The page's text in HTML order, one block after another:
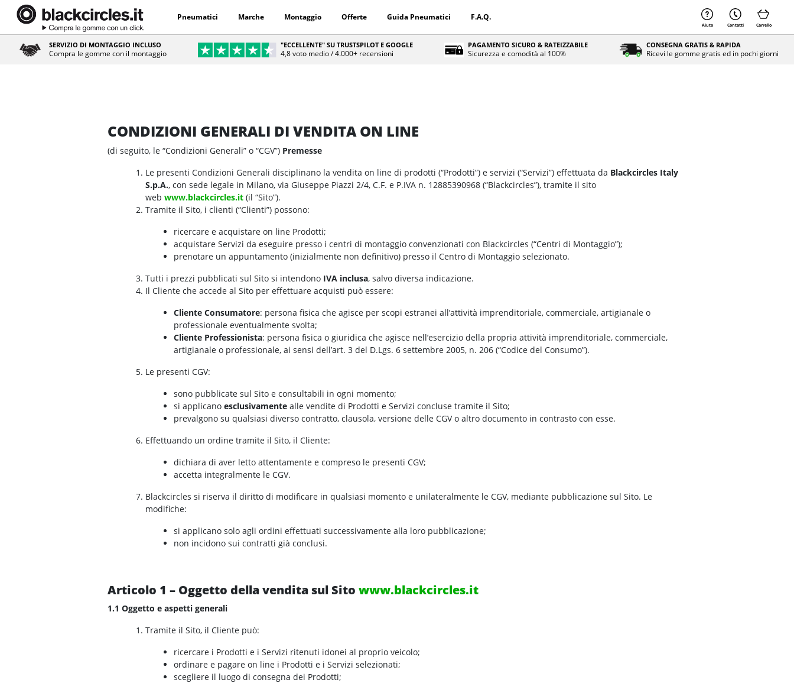
Pneumatici Marche Montaggio Offerte Guida Pneumatici F.A.Q.
Aiuto Contatti Carrello
SERVIZIO DI MONTAGGIO INCLUSO
Compra le gomme con il montaggio
"ECCELLENTE" SU TRUSTSPILOT E GOOGLE
4,8 voto medio / 4.000+ recensioni
PAGAMENTO SICURO & RATEIZZABILE
Sicurezza e comodità al 100%
CONSEGNA GRATIS & RAPIDA
Ricevi le gomme gratis ed in pochi giorni
CONDIZIONI GENERALI DI VENDITA ON LINE
(di seguito, le “Condizioni Generali” o “CGV”) Premesse
Le presenti Condizioni Generali disciplinano la vendita on line di prodotti (“Prodotti”) e servizi (“Servizi”) effettuata da Blackcircles Italy
S.p.A., con sede legale in Milano, via Giuseppe Piazzi 2/4, C.F. e P.IVA n. 12885390968 (“Blackcircles”), tramite il sito
web www.blackcircles.it (il “Sito”).
Tramite il Sito, i clienti (“Clienti”) possono:
ricercare e acquistare on line Prodotti;
acquistare Servizi da eseguire presso i centri di montaggio convenzionati con Blackcircles (“Centri di Montaggio”);
prenotare un appuntamento (inizialmente non definitivo) presso il Centro di Montaggio selezionato.
Tutti i prezzi pubblicati sul Sito si intendono IVA inclusa, salvo diversa indicazione.
Il Cliente che accede al Sito per effettuare acquisti può essere:
Cliente Consumatore: persona fisica che agisce per scopi estranei all’attività imprenditoriale, commerciale, artigianale o
professionale eventualmente svolta;
Cliente Professionista: persona fisica o giuridica che agisce nell’esercizio della propria attività imprenditoriale, commerciale,
artigianale o professionale, ai sensi dell’art. 3 del D.Lgs. 6 settembre 2005, n. 206 (“Codice del Consumo”).
Le presenti CGV:
sono pubblicate sul Sito e consultabili in ogni momento;
si applicano esclusivamente alle vendite di Prodotti e Servizi concluse tramite il Sito;
prevalgono su qualsiasi diverso contratto, clausola, versione delle CGV o altro documento in contrasto con esse.
Effettuando un ordine tramite il Sito, il Cliente:
dichiara di aver letto attentamente e compreso le presenti CGV;
accetta integralmente le CGV.
Blackcircles si riserva il diritto di modificare in qualsiasi momento e unilateralmente le CGV, mediante pubblicazione sul Sito. Le
modifiche:
si applicano solo agli ordini effettuati successivamente alla loro pubblicazione;
non incidono sui contratti già conclusi.
Articolo 1 – Oggetto della vendita sul Sito www.blackcircles.it
1.1 Oggetto e aspetti generali
Tramite il Sito, il Cliente può:
ricercare i Prodotti e i Servizi ritenuti idonei al proprio veicolo;
ordinare e pagare on line i Prodotti e i Servizi selezionati;
scegliere il luogo di consegna dei Prodotti;